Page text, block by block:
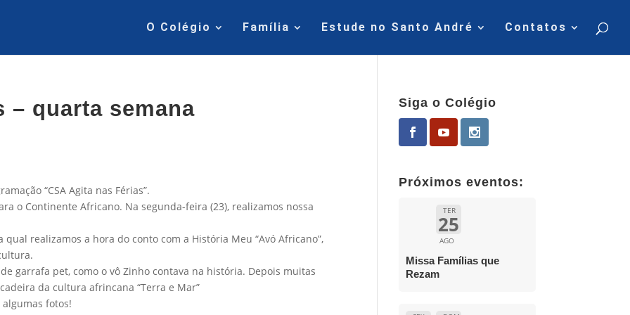
O Colégio Família Estude no Santo André Contatos
– quarta semana
“CSA Agita nas Férias”.
o Continente Africano. Na segunda-feira (23), realizamos nossa
realizamos a hora do conto com a História Meu “Avó Africano”,
garrafa pet, como o vô Zinho contava na história. Depois muitas
da cultura afrincana “Terra e Mar”
fotos!
Siga o Colégio
Próximos eventos:
TER
25
AGO
Missa Famílias que
Rezam